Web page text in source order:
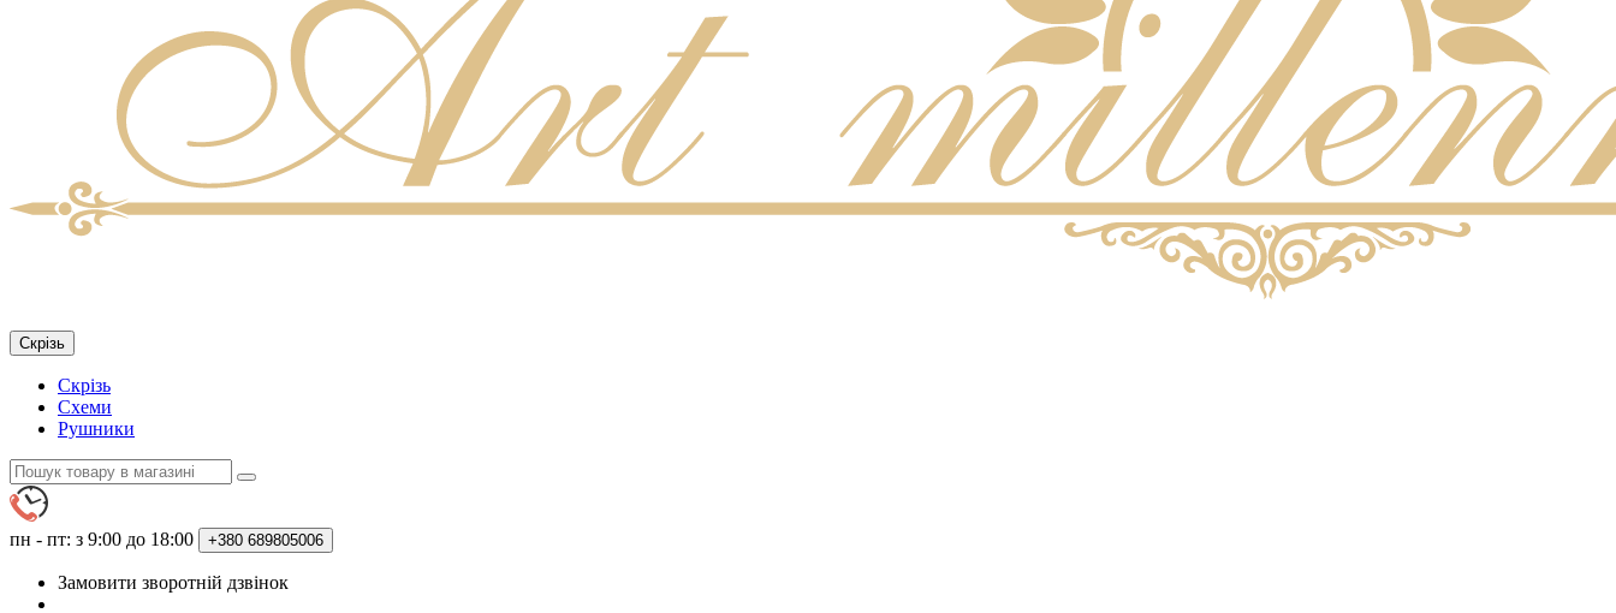
Скрізь
Скрізь
Схеми
Рушники
пн - пт: з 9:00 до 18:00 +380 689805006
Замовити зворотній дзвінок